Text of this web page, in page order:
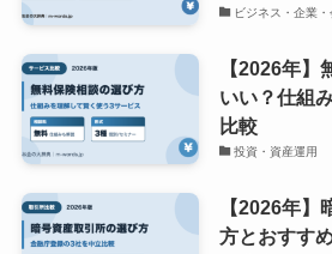
ビジネス・企業
【2026年
いい？仕組
比較
投資・資産運用
【2026年
方とおすす